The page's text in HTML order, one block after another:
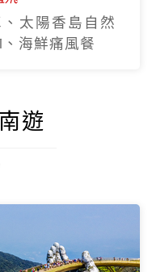
太陽香島自然
海鮮痛風餐
遊